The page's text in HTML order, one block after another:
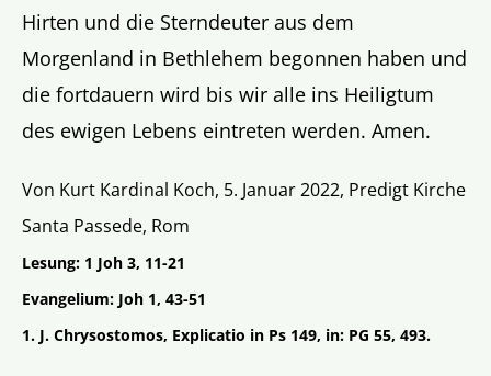
Hirten und die Sterndeuter aus dem
Morgenland in Bethlehem begonnen haben und
die fortdauern wird bis wir alle ins Heiligtum
des ewigen Lebens eintreten werden. Amen.
Von Kurt Kardinal Koch, 5. Januar 2022, Predigt Kirche
Santa Passede, Rom
Lesung: 1 Joh 3, 11-21
Evangelium: Joh 1, 43-51
1. J. Chrysostomos, Explicatio in Ps 149, in: PG 55, 493.